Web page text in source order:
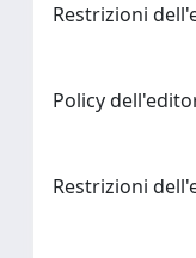
Restrizioni
Policy
Restrizioni